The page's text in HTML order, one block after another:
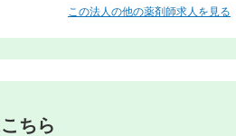
この法人の他の薬剤師求人を見る
ちら